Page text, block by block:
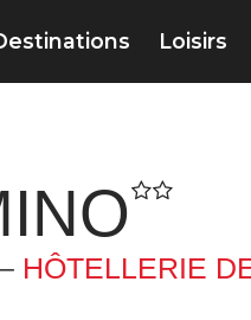
Loisirs
HÔTELLERIE